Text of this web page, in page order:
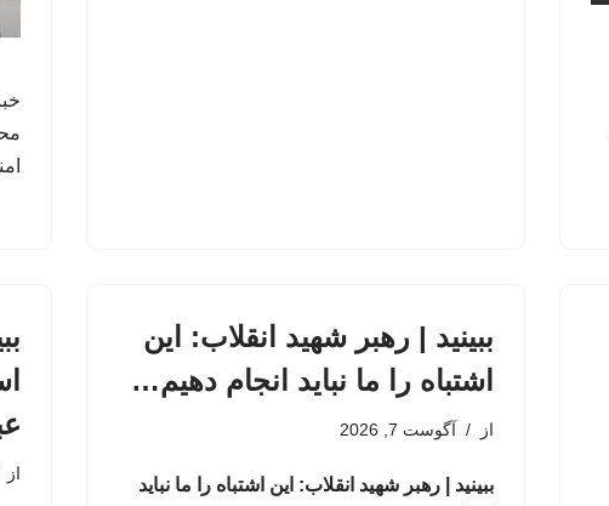
ببینید | رهبر شهید انقلاب: این
اشتباه را ما نباید انجام دهیم…
از آگوست 7, 2026
ببینید | رهبر شهید انقلاب: این اشتباه را ما نباید
از